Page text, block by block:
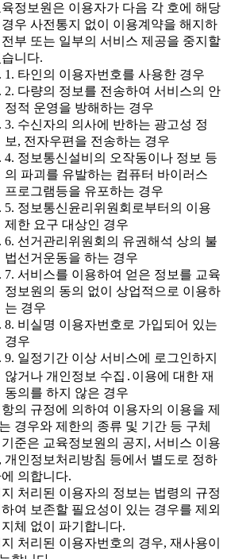
정보원은 이용자가 다음 각 호에 해당
우 사전통지 없이 이용계약을 해지하
부 또는 일부의 서비스 제공을 중지할
니다.
1. 타인의 이용자번호를 사용한 경우
2. 다량의 정보를 전송하여 서비스의 안
정적 운영을 방해하는 경우
3. 수신자의 의사에 반하는 광고성 정
보, 전자우편을 전송하는 경우
4. 정보통신설비의 오작동이나 정보 등
의 파괴를 유발하는 컴퓨터 바이러스
프로그램등을 유포하는 경우
5. 정보통신윤리위원회로부터의 이용
제한 요구 대상인 경우
6. 선거관리위원회의 유권해석 상의 불
법선거운동을 하는 경우
7. 서비스를 이용하여 얻은 정보를 교육
정보원의 동의 없이 상업적으로 이용하
는 경우
8. 비실명 이용자번호로 가입되어 있는
경우
9. 일정기간 이상 서비스에 로그인하지
않거나 개인정보 수집․이용에 대한 재
동의를 하지 않은 경우
의 규정에 의하여 이용자의 이용을 제
경우와 제한의 종류 및 기간 등 구체
준은 교육정보원의 공지, 서비스 이용
개인정보처리방침 등에서 별도로 정하
의합니다.
처리된 이용자의 정보는 법령의 규정
여 보존할 필요성이 있는 경우를 제외
체 없이 파기합니다.
처리된 이용자번호의 경우, 재사용이